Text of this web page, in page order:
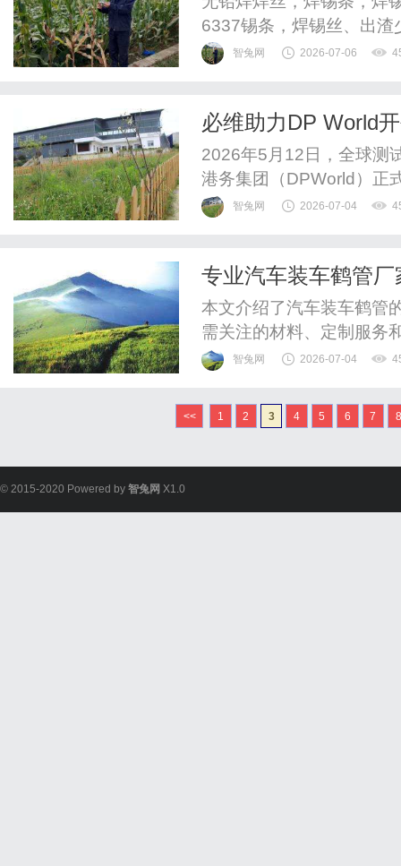
牢固可靠；出渣少
6337锡条，焊锡丝、出
复杂化、精密化趋势，本
智兔网 2026-07-06
必维助力DP World
2026年5月12日，全球测
港务集团（DPWorld）正
完成权威第三方核查与登
智兔网 2026-07-04
专业汽车装车鹤管
本文介绍了汽车装车鹤管
需关注的材料、定制服务
智兔网 2026-07-04
<< 1 2 3 4 5 6 7 8
© 2015-2020 Powered by 智兔网 X1.0